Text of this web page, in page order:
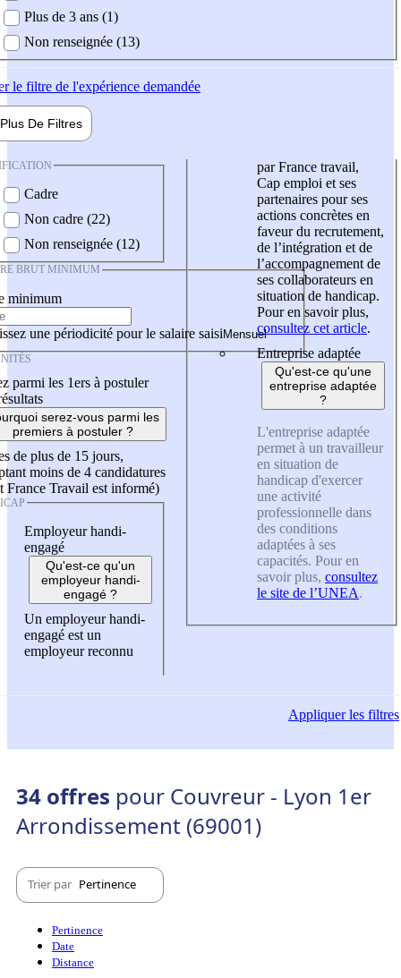
Plus de 3 ans (1)
Non renseignée (13)
le filtre de l'expérience demandée
Plus De Filtres
Cadre
Non cadre (22)
Non renseignée (12)
BRUT MINIMUM
minimum
une périodicité pour le salaire saisi
parmi les 1ers à postuler
serez-vous parmi les
premiers à postuler ?
de plus de 15 jours,
moins de 4 candidatures
France Travail est informé)
Employeur handi-
engagé
Qu'est-ce qu'un
employeur handi-
engagé ?
Un employeur handi-
engagé est un
employeur reconnu
par France travail,
Cap emploi et ses
partenaires pour ses
actions concrètes en
faveur du recrutement,
de l’intégration et de
l’accompagnement de
ses collaborateurs en
situation de handicap.
Pour en savoir plus,
consultez cet article.
Entreprise adaptée
Qu'est-ce qu'une
entreprise adaptée
?
L'entreprise adaptée
permet à un travailleur
en situation de
handicap d'exercer
une activité
professionnelle dans
des conditions
adaptées à ses
capacités. Pour en
savoir plus, consultez
le site de l’UNEA.
Appliquerles filtres
34 offres pour Couvreur - Lyon 1er
Arrondissement (69001)
Trier par Pertinence
Pertinence
Date
Distance